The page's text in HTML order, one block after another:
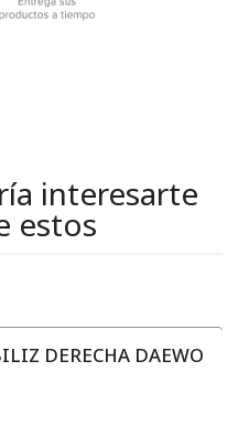
interesarte
estos
DERECHA DAEWO